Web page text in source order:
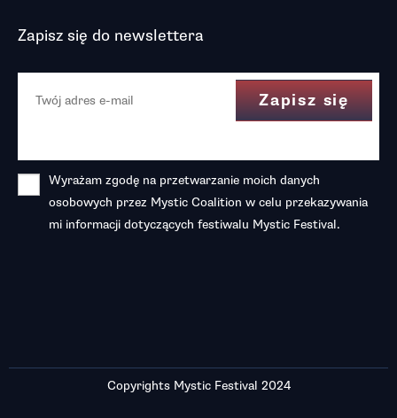
Zapisz się do newslettera
Wyrażam zgodę na przetwarzanie moich danych
osobowych przez Mystic Coalition w celu przekazywania
mi informacji dotyczących festiwalu Mystic Festival.
Copyrights Mystic Festival 2024